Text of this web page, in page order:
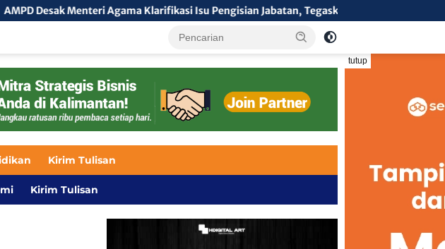
Klarifikasi Isu Pengisian Jabatan, Tegaskan Tolak Nepotisme dalam Open Bidding
tutup
Kirim Tulisan
Kirim Tulisan